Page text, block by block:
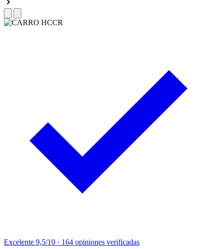
Excelente 9,5/10 · 164 opiniones verificadas